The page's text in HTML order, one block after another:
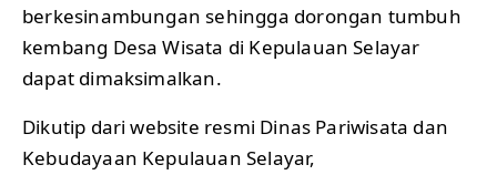
berkesinambungan sehingga dorongan tumbuh
kembang Desa Wisata di Kepulauan Selayar
dapat dimaksimalkan.
Dikutip dari website resmi Dinas Pariwisata dan
Kebudayaan Kepulauan Selayar,